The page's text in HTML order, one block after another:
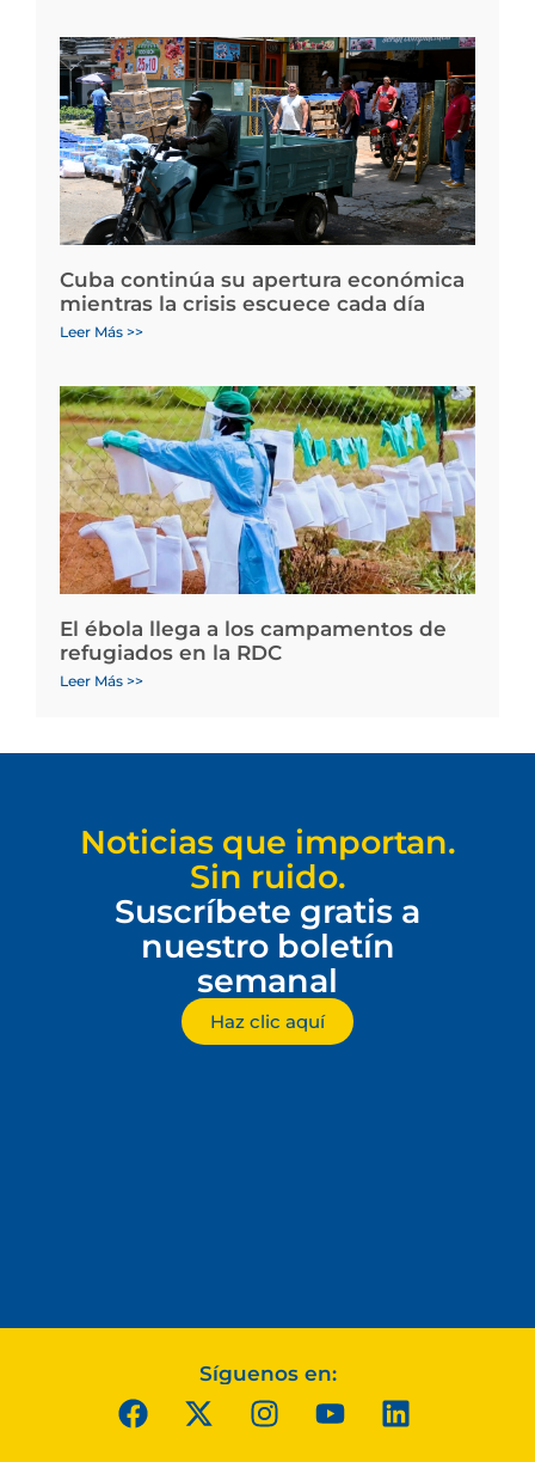
Cuba continúa su apertura económica
mientras la crisis escuece cada día
Leer Más >>
El ébola llega a los campamentos de
refugiados en la RDC
Leer Más >>
Noticias que importan.
Sin ruido.
Suscríbete gratis a
nuestro boletín
semanal
Haz clic aquí
Síguenos en: